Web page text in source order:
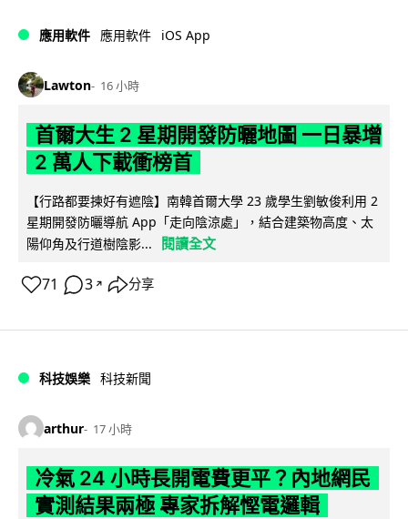
應用軟件 應用軟件 iOS App
Lawton 16 小時
首爾大生 2 星期開發防曬地圖 一日暴增
2 萬人下載衝榜首
【行路都要揀好有遮陰】南韓首爾大學 23 歲學生劉敏俊利用 2
星期開發防曬導航 App「走向陰涼處」，結合建築物高度、太
陽仰角及行道樹陰影...
閱讀全文
71 3 ↗ 分享
科技娛樂 科技新聞
arthur 17 小時
冷氣 24 小時長開電費更平？內地網民
實測結果兩極 專家拆解慳電邏輯